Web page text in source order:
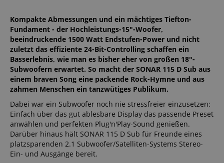
Kompakte Abmessungen und ein mächtiges Tiefton-
Fundament - der Hochleistungs-15"-Woofer,
beeindruckende 1500 Watt Endstufen-Power und nicht
zuletzt das effiziente 24-Bit-Controlling schaffen ein
Basserlebnis, wie man es bisher eher von großen 18"-
Subwoofern erwartet. So macht der SONAR 115 D Sub aus
einem braven Song eine packende Rock-Hymne und aus
zahmen Menschen ein tanzwütiges Publikum.
Dabei war ein Subwoofer noch nie stressfreier einzusetzen:
Einfach über das gut ablesbare Display das passende Preset
anwählen und perfekten Plug'n'Play-Sound genießen.
Darüber hinaus hält SONAR 115 D Sub für Freunde eines
platzsparenden 2.1 Subwoofer/Satelliten-Systems Stereo-
Ein- und Ausgänge bereit.